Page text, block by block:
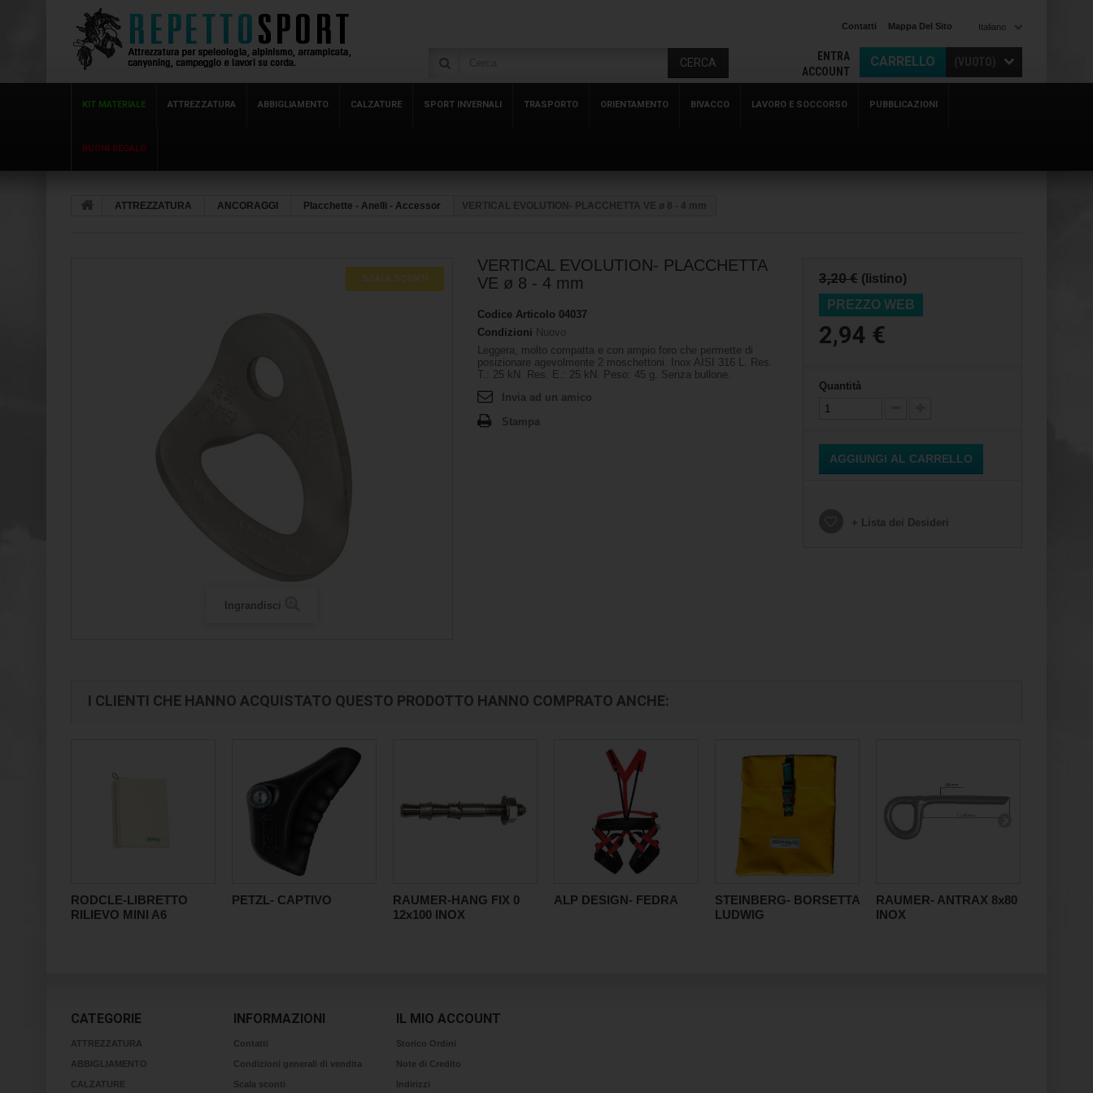
Italiano
Contatti Mappa Del Sito
CARRELLO
ENTRA
ACCOUNT
CERCA
KIT MATERIALE ATTREZZATURA ABBIGLIAMENTO CALZATURE SPORT INVERNALI TRASPORTO ORIENTAMENTO BIVACCO LAVORO E SOCCORSO PUBBLICAZIONI
BUONI REGALO
ATTREZZATURA ANCORAGGI Placchette - Anelli - Accessor VERTICAL EVOLUTION- PLACCHETTA VE ø 8 - 4 mm
SCALA SCONTI
Ingrandisci
VERTICAL EVOLUTION- PLACCHETTA
VE ø 8 - 4 mm
Codice Articolo 04037
Condizioni Nuovo
Leggera, molto compatta e con ampio foro che permette di
posizionare agevolmente 2 moschettoni. Inox AISI 316 L. Res.
T.: 25 kN. Res. E.: 25 kN. Peso: 45 g. Senza bullone.
Invia ad un amico
Stampa
3,20 € (listino)
PREZZO WEB
2,94 €
Quantità
AGGIUNGI AL CARRELLO
+ Lista dei Desideri
I CLIENTI CHE HANNO ACQUISTATO QUESTO PRODOTTO HANNO COMPRATO ANCHE:
RODCLE-LIBRETTO
RILIEVO MINI A6
PETZL- CAPTIVO
RAUMER-HANG FIX 0
12x100 INOX
ALP DESIGN- FEDRA
STEINBERG- BORSETTA
LUDWIG
RAUMER- ANTRAX 8x80
INOX
CATEGORIE
ATTREZZATURA
ABBIGLIAMENTO
CALZATURE
INFORMAZIONI
Contatti
Condizioni generali di vendita
Scala sconti
IL MIO ACCOUNT
Storico Ordini
Note di Credito
Indirizzi